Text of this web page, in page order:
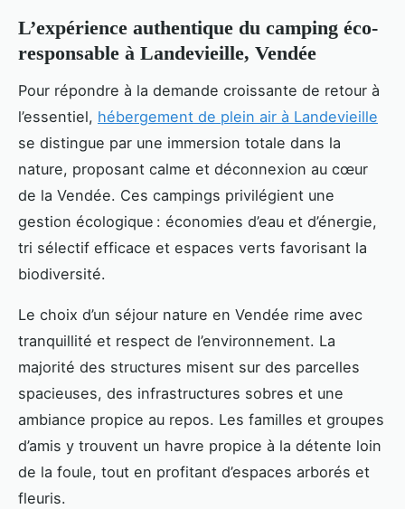
L’expérience authentique du camping éco-
responsable à Landevieille, Vendée
Pour répondre à la demande croissante de retour à
l’essentiel, hébergement de plein air à Landevieille
se distingue par une immersion totale dans la
nature, proposant calme et déconnexion au cœur
de la Vendée. Ces campings privilégient une
gestion écologique : économies d’eau et d’énergie,
tri sélectif efficace et espaces verts favorisant la
biodiversité.
Le choix d’un séjour nature en Vendée rime avec
tranquillité et respect de l’environnement. La
majorité des structures misent sur des parcelles
spacieuses, des infrastructures sobres et une
ambiance propice au repos. Les familles et groupes
d’amis y trouvent un havre propice à la détente loin
de la foule, tout en profitant d’espaces arborés et
fleuris.